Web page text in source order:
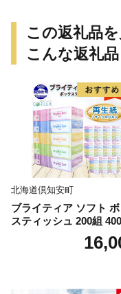
この返礼品
こんな返礼
北海道倶知安町
ブライティア ソフト ボ
スティッシュ 200組
箱 日本製 まとめ買い テ
シュ リサイクル 長持
倶知安町 日用品